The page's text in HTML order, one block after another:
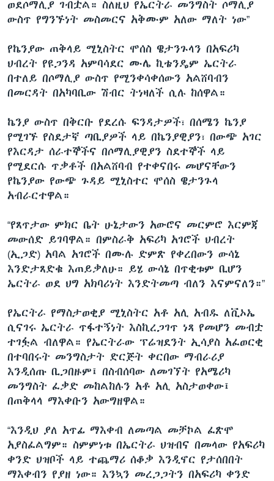
ወደሶማሊያ ገብቷል። ስለዚህ የኤርትራ መንግስት ሶማሊያ
ውስጥ የግንኙነት መስመርና አቅሙም አለው ማለት ነው”
የኬንያው ጠቅላይ ሚኒስትር ሞሰስ ዌታንጉላን በአፍሪካ
ህብረት የዩጋንዳ አምባሳደር ሙሌ ኪቴንዴም ኤርትራ
በተለይ በሶማሊያ ውስጥ የሚንቀሳቀሰውን አልሸባብን
በመርዳት በአካባቢው ሽብር ትነዛለች ሲሉ ከሰዋል።
ኬንያ ውስጥ በቅርቡ የደረሱ ፍንዳታዎች፣ በሰሜን ኬንያ
የሚገኙ የስደታኛ ጣቢያዎች ላይ በኬንያዊያን፣ በውጭ አገር
የእርዳታ ሰራተኞችና በሶማሊያዊያን ስደተኞች ላይ
የሚደርሱ ጥቃቶች በአልሸባብ የተቀናበሩ መሆናቸውን
የኬንያው የውጭ ጉዳይ ሚኒስተር ሞሰስ ዌታንጉላ
አብራርተዋል።
“የጸጥታው ምክር ቤት ሁኔታውን አውሮና መርምሮ እርምጃ
መውሰድ ይገባዋል። በምስራቅ አፍሪካ አገሮች ህብረት
(ኢጋድ) አባል አገሮች በሙሉ ድምጽ የቀረበውን ውሳኔ
እንድታጸድቁ እጠይቃለሁ። ይሄ ውሳኔ በጥቂቱም ቢሆን
ኤርትራ ወደ ህግ አክባሪነት እንድትመጣ ብለን እናምናለን።”
የኤርትራ የማስታወቂያ ሚኒስትር አቶ አሊ አብዱ ለቪኦኤ
ሲናገሩ ኤርትራ ጥፋተኝነት እስኪረጋገጥ ነጻ የመሆን መብቷ
ተገፏል ብለዋል። የኤርትራው ፕሬዝደንት ኢሳያስ አፈወርቂ
በተባበሩት መንግስታት ድርጅት ቀርበው ማብራሪያ
እንዲሰጡ ቢጋበዙም፤ በስብሰባው ለመገኘት የአሜሪካ
መንግስት ፈቃድ መከልከሉን አቶ አሊ አስታወቀው፤
በጠቅላላ ማእቀቡን አውግዘዋል።
“እንዲህ ያለ አጥፊ ማእቀብ ለመጣል መቻኮል ፈጽሞ
አያስፈልግም። ስምምነቱ በኤርትራ ህዝብና በመላው የአፍሪካ
ቀንድ ህዝቦች ላይ ተጨማሪ ሰቆቃ እንዲኖር የታሰበበት
ማእቀብን የያዘ ነው። እንኳን መረጋጋትን በአፍሪካ ቀንድ